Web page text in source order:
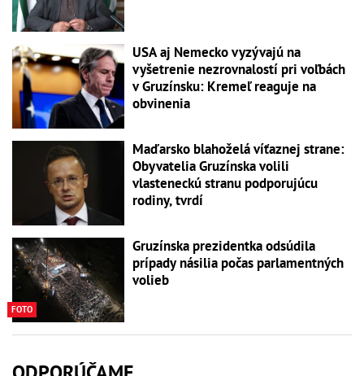
USA aj Nemecko vyzývajú na
vyšetrenie nezrovnalostí pri voľbách
v Gruzínsku: Kremeľ reaguje na
obvinenia
Maďarsko blahoželá víťaznej strane:
Obyvatelia Gruzínska volili
vlasteneckú stranu podporujúcu
rodiny, tvrdí
FOTO
Gruzínska prezidentka odsúdila
prípady násilia počas parlamentných
volieb